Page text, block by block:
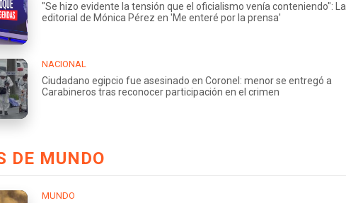
"Se hizo evidente la tensión que el oficialismo venía conteniendo": La
editorial de Mónica Pérez en 'Me enteré por la prensa'
NACIONAL
Ciudadano egipcio fue asesinado en Coronel: menor se entregó a
Carabineros tras reconocer participación en el crimen
DE MUNDO
MUNDO